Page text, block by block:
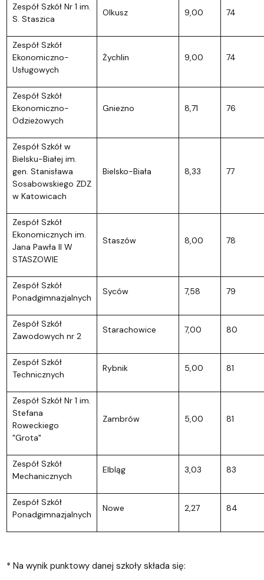
Zespół Szkół Nr 1 im.
S. Staszica
Olkusz 9,00 74
Zespół Szkół
Ekonomiczno-
Usługowych
Żychlin 9,00 74
Zespół Szkół
Ekonomiczno-
Odzieżowych
Gniezno 8,71 76
Zespół Szkół w
Bielsku-Białej im.
gen. Stanisława
Sosabowskiego ZDZ
w Katowicach
Bielsko-Biała 8,33 77
Zespół Szkół
Ekonomicznych im.
Jana Pawła II W
STASZOWIE
Staszów 8,00 78
Zespół Szkół
Ponadgimnazjalnych
Syców 7,58 79
Zespół Szkół
Zawodowych nr 2
Starachowice 7,00 80
Zespół Szkół
Technicznych
Rybnik 5,00 81
Zespół Szkół Nr 1 im.
Stefana
Roweckiego
"Grota"
Zambrów 5,00 81
Zespół Szkół
Mechanicznych
Elbląg 3,03 83
Zespół Szkół
Ponadgimnazjalnych
Nowe 2,27 84
* Na wynik punktowy danej szkoły składa się: